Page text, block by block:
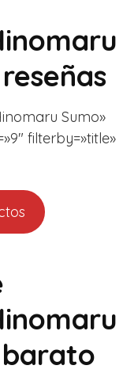
Sumo»
filterby=»title»
barato